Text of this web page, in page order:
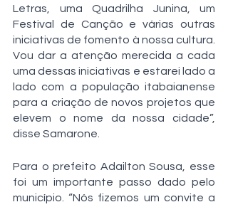
Letras, uma Quadrilha Junina, um
Festival de Canção e várias outras
iniciativas de fomento à nossa cultura.
Vou dar a atenção merecida a cada
uma dessas iniciativas e estarei lado a
lado com a população itabaianense
para a criação de novos projetos que
elevem o nome da nossa cidade”,
disse Samarone.
Para o prefeito Adailton Sousa, esse
foi um importante passo dado pelo
município. “Nós fizemos um convite a